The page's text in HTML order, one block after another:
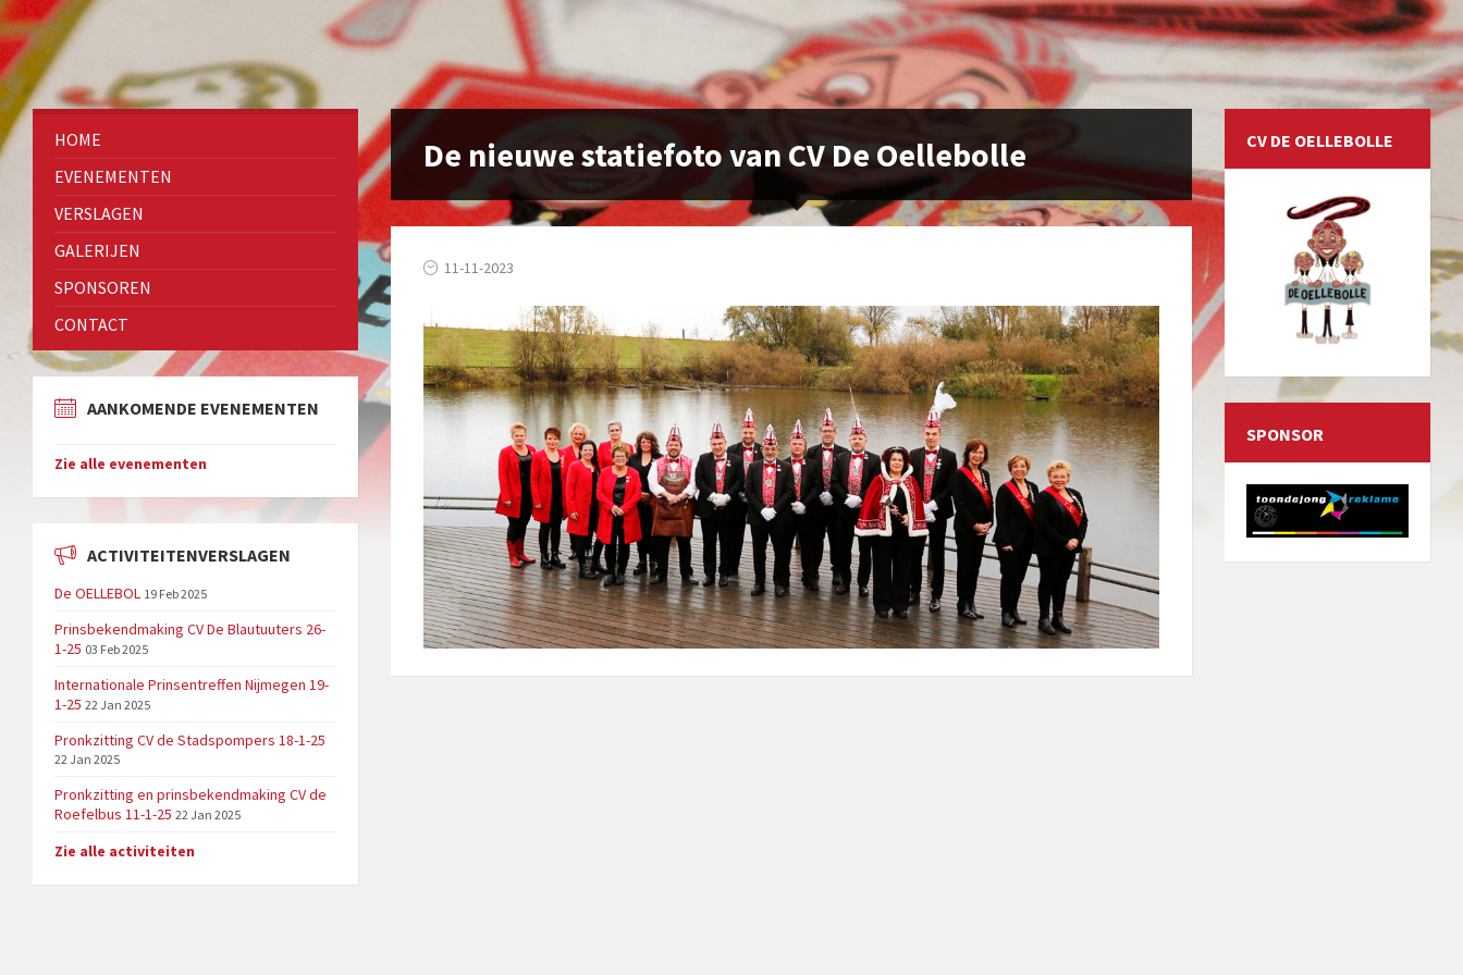
De nieuwe statiefoto van CV De Oellebolle
11-11-2023
HOME
EVENEMENTEN
VERSLAGEN
GALERIJEN
SPONSOREN
CONTACT
AANKOMENDE EVENEMENTEN
Zie alle evenementen
ACTIVITEITENVERSLAGEN
De OELLEBOL 19 Feb 2025
Prinsbekendmaking CV De Blautuuters 26-
1-25 03 Feb 2025
Internationale Prinsentreffen Nijmegen 19-
1-25 22 Jan 2025
Pronkzitting CV de Stadspompers 18-1-25
22 Jan 2025
Pronkzitting en prinsbekendmaking CV de
Roefelbus 11-1-25 22 Jan 2025
Zie alle activiteiten
CV DE OELLEBOLLE
SPONSOR